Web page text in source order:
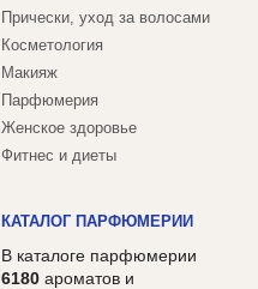
Прически, уход за волосами
Косметология
Макияж
Парфюмерия
Женское здоровье
Фитнес и диеты
КАТАЛОГ ПАРФЮМЕРИИ
В каталоге парфюмерии
6180 ароматов и